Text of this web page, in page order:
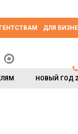
ДЛЯ
НОВЫЙ ГОД